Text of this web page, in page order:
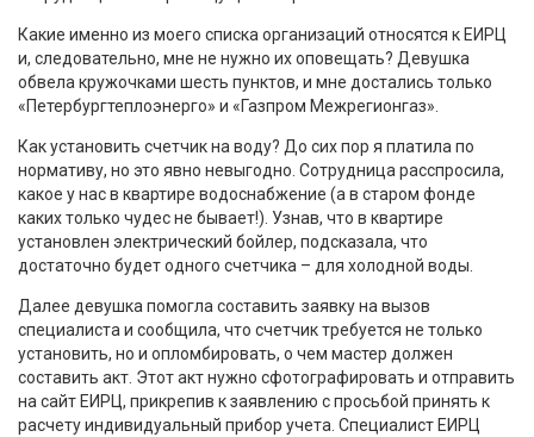
Какие именно из моего списка организаций относятся к ЕИРЦ
и, следовательно, мне не нужно их оповещать? Девушка
обвела кружочками шесть пунктов, и мне достались только
«Петербургтеплоэнерго» и «Газпром Межрегионгаз».
Как установить счетчик на воду? До сих пор я платила по
нормативу, но это явно невыгодно. Сотрудница расспросила,
какое у нас в квартире водоснабжение (а в старом фонде
каких только чудес не бывает!). Узнав, что в квартире
установлен электрический бойлер, подсказала, что
достаточно будет одного счетчика – для холодной воды.
Далее девушка помогла составить заявку на вызов
специалиста и сообщила, что счетчик требуется не только
установить, но и опломбировать, о чем мастер должен
составить акт. Этот акт нужно сфотографировать и отправить
на сайт ЕИРЦ, прикрепив к заявлению с просьбой принять к
расчету индивидуальный прибор учета. Специалист ЕИРЦ